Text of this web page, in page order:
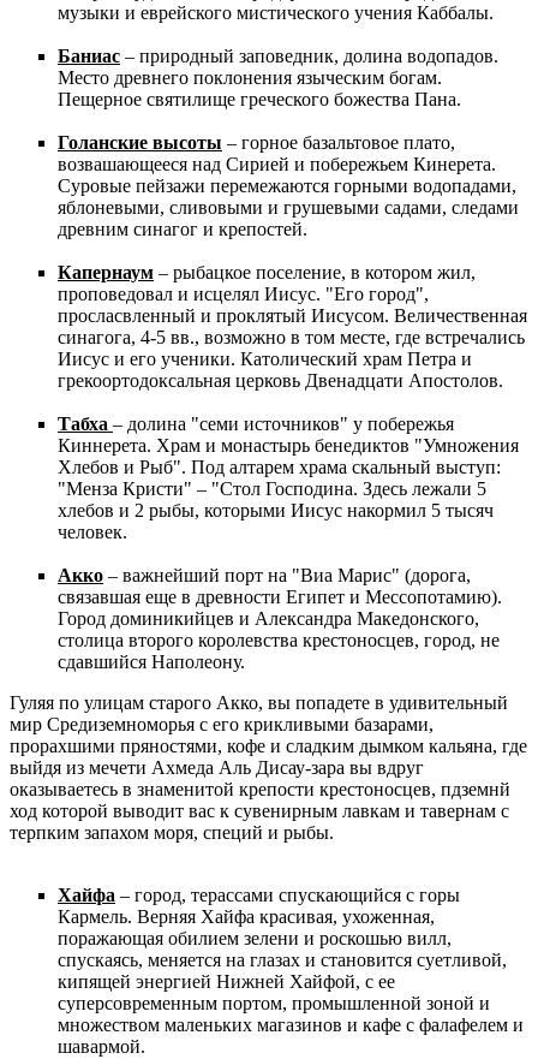
музыки и еврейского мистического учения Каббалы.
Баниас – природный заповедник, долина водопадов.
Место древнего поклонения языческим богам.
Пещерное святилище греческого божества Пана.
Голанские высоты – горное базальтовое плато,
возвашающееся над Сирией и побережьем Кинерета.
Суровые пейзажи перемежаются горными водопадами,
яблоневыми, сливовыми и грушевыми садами, следами
древним синагог и крепостей.
Капернаум – рыбацкое поселение, в котором жил,
проповедовал и исцелял Иисус. "Его город",
просласвленный и проклятый Иисусом. Величественная
синагога, 4-5 вв., возможно в том месте, где встречались
Иисус и его ученики. Католический храм Петра и
грекоортодоксальная церковь Двенадцати Апостолов.
Табха – долина "семи источников" у побережья
Киннерета. Храм и монастырь бенедиктов "Умножения
Хлебов и Рыб". Под алтарем храма скальный выступ:
"Менза Кристи" – "Стол Господина. Здесь лежали 5
хлебов и 2 рыбы, которыми Иисус накормил 5 тысяч
человек.
Акко – важнейший порт на "Виа Марис" (дорога,
связавшая еще в древности Египет и Мессопотамию).
Город доминикийцев и Александра Македонского,
столица второго королевства крестоносцев, город, не
сдавшийся Наполеону.
Гуляя по улицам старого Акко, вы попадете в удивительный
мир Средиземноморья с его крикливыми базарами,
прорахшими пряностями, кофе и сладким дымком кальяна, где
выйдя из мечети Ахмеда Аль Дисау-зара вы вдруг
оказываетесь в знаменитой крепости крестоносцев, пдземнй
ход которой выводит вас к сувенирным лавкам и тавернам с
терпким запахом моря, специй и рыбы.
Хайфа – город, терассами спускающийся с горы
Кармель. Верняя Хайфа красивая, ухоженная,
поражающая обилием зелени и роскошью вилл,
спускаясь, меняется на глазах и становится суетливой,
кипящей энергией Нижней Хайфой, с ее
суперсовременным портом, промышленной зоной и
множеством маленьких магазинов и кафе с фалафелем и
шавармой.